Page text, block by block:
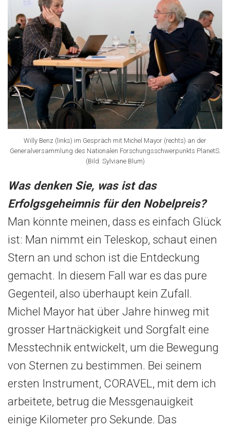
Willy Benz (links) im Gespräch mit Michel Mayor (rechts) an der
Generalversammlung des Nationalen Forschungsschwerpunkts PlanetS.
(Bild: Sylviane Blum)
Was denken Sie, was ist das
Erfolgsgeheimnis für den Nobelpreis?
Man könnte meinen, dass es einfach Glück
ist: Man nimmt ein Teleskop, schaut einen
Stern an und schon ist die Entdeckung
gemacht. In diesem Fall war es das pure
Gegenteil, also überhaupt kein Zufall.
Michel Mayor hat über Jahre hinweg mit
grosser Hartnäckigkeit und Sorgfalt eine
Messtechnik entwickelt, um die Bewegung
von Sternen zu bestimmen. Bei seinem
ersten Instrument, CORAVEL, mit dem ich
arbeitete, betrug die Messgenauigkeit
einige Kilometer pro Sekunde. Das